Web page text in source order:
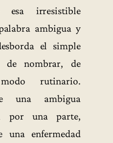
irresistible
ambigua y
el simple
de nombrar, de
rutinario.
una ambigua
por una parte,
una enfermedad